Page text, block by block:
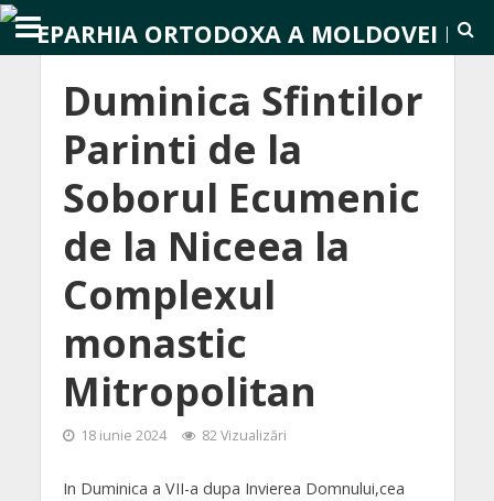
Duminica Sfintilor
Parinti de la
Soborul Ecumenic
de la Niceea la
Complexul
monastic
Mitropolitan
18 iunie 2024 82 Vizualizări
In Duminica a VII-a dupa Invierea Domnului,cea